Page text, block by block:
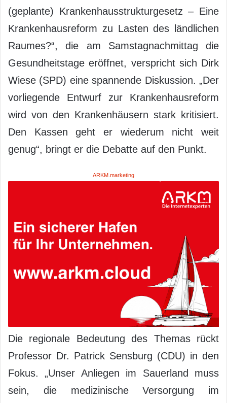
(geplante) Krankenhausstrukturgesetz – Eine
Krankenhausreform zu Lasten des ländlichen
Raumes?“, die am Samstagnachmittag die
Gesundheitstage eröffnet, verspricht sich Dirk
Wiese (SPD) eine spannende Diskussion. „Der
vorliegende Entwurf zur Krankenhausreform
wird von den Krankenhäusern stark kritisiert.
Den Kassen geht er wiederum nicht weit
genug“, bringt er die Debatte auf den Punkt.
ARKM.marketing
Die regionale Bedeutung des Themas rückt
Professor Dr. Patrick Sensburg (CDU) in den
Fokus. „Unser Anliegen im Sauerland muss
sein, die medizinische Versorgung im